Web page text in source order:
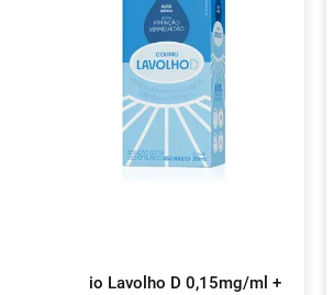
Colírio Lavolho D 0,15mg/ml +